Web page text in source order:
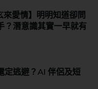
來愛情】明明知道卻問
？潛意識其實一早就有
定逃避？AI 伴侶及短